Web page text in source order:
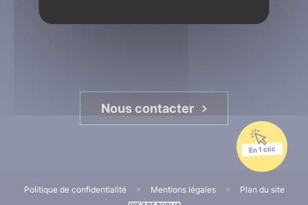
Nous contacter
Politique de confidentialité Mentions légales Plan du site
En 1 clic